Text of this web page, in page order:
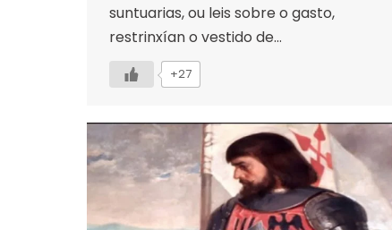
suntuarias, ou leis sobre o gasto,
restrinxían o vestido de…
+27